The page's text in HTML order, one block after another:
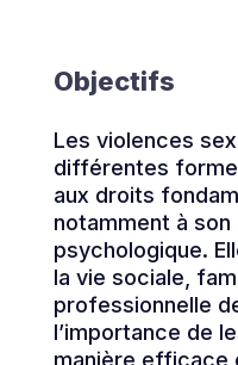
Objectifs
Les violences
différentes
aux droits
notamment à
psychologique.
la vie sociale,
professionnelle
l’importance de
manière efficace